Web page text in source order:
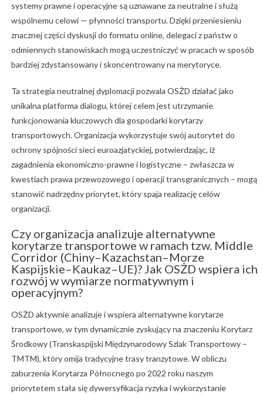
systemy prawne i operacyjne są uznawane za neutralne i służą
wspólnemu celowi — płynności transportu. Dzięki przeniesieniu
znacznej części dyskusji do formatu online, delegaci z państw o
odmiennych stanowiskach mogą uczestniczyć w pracach w sposób
bardziej zdystansowany i skoncentrowany na merytoryce.
Ta strategia neutralnej dyplomacji pozwala OSŻD działać jako
unikalna platforma dialogu, której celem jest utrzymanie
funkcjonowania kluczowych dla gospodarki korytarzy
transportowych. Organizacja wykorzystuje swój autorytet do
ochrony spójności sieci euroazjatyckiej, potwierdzając, iż
zagadnienia ekonomiczno-prawne i logistyczne – zwłaszcza w
kwestiach prawa przewozowego i operacji transgranicznych – mogą
stanowić nadrzędny priorytet, który spaja realizację celów
organizacji.
Czy organizacja analizuje alternatywne
korytarze transportowe w ramach tzw. Middle
Corridor (Chiny–Kazachstan–Morze
Kaspijskie–Kaukaz–UE)? Jak OSŻD wspiera ich
rozwój w wymiarze normatywnym i
operacyjnym?
OSŻD aktywnie analizuje i wspiera alternatywne korytarze
transportowe, w tym dynamicznie zyskujący na znaczeniu Korytarz
Środkowy (Transkaspijski Międzynarodowy Szlak Transportowy –
TMTM), który omija tradycyjne trasy tranzytowe. W obliczu
zaburzenia Korytarza Północnego po 2022 roku naszym
priorytetem stała się dywersyfikacja ryzyka i wykorzystanie